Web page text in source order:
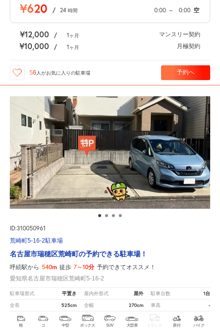
¥620 / 24 時間 0:00 ～ 0:00 空
¥12,000 / 1ヶ月 マンスリー契約
¥10,000 / 1ヶ月 月極契約
56 人がお気に入りの駐車場 予約へ
ID:310050961
荒崎町5-16-2駐車場
名古屋市瑞穂区荒崎町の予約できる駐車場！
呼続駅から 540m 徒歩 7～10分 予約できてオススメ！
愛知県名古屋市瑞穂区荒崎町5-16-2
駐車場形式 平置き 屋内外形式 屋外 駐車台数 1台
全長 525cm 全幅 270cm 車高 -
軽 コ 中型 ボックス SUV 大型車 トラック 原付 バイク